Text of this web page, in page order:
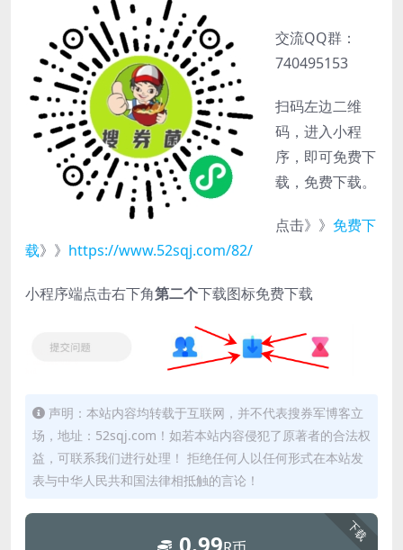
交流QQ群：
740495153
扫码左边二维
码，进入小程
序，即可免费下
载，免费下载。
点击》》 免费下
载》》 https://www.52sqj.com/82/
小程序端点击右下角第二个下载图标免费下载
声明：本站内容均转载于互联网，并不代表搜券军博客立
场，地址：52sqj.com！如若本站内容侵犯了原著者的合法权
益，可联系我们进行处理！ 拒绝任何人以任何形式在本站发
表与中华人民共和国法律相抵触的言论！
下载